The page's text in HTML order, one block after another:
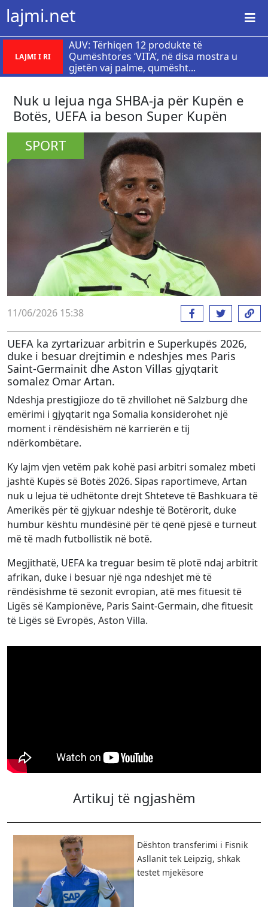
lajmi.net
LAJMI I RI
AUV: Tërhiqen 12 produkte të
Qumështores ‘VITA’, në disa mostra u
gjetën vaj palme, qumësht...
Nuk u lejua nga SHBA-ja për Kupën e
Botës, UEFA ia beson Super Kupën
SPORT
11/06/2026 15:38
UEFA ka zyrtarizuar arbitrin e Superkupës 2026,
duke i besuar drejtimin e ndeshjes mes Paris
Saint-Germainit dhe Aston Villas gjyqtarit
somalez Omar Artan.
Ndeshja prestigjioze do të zhvillohet në Salzburg dhe
emërimi i gjyqtarit nga Somalia konsiderohet një
moment i rëndësishëm në karrierën e tij
ndërkombëtare.
Ky lajm vjen vetëm pak kohë pasi arbitri somalez mbeti
jashtë Kupës së Botës 2026. Sipas raportimeve, Artan
nuk u lejua të udhëtonte drejt Shteteve të Bashkuara të
Amerikës për të gjykuar ndeshje të Botërorit, duke
humbur kështu mundësinë për të qenë pjesë e turneut
më të madh futbollistik në botë.
Megjithatë, UEFA ka treguar besim të plotë ndaj arbitrit
afrikan, duke i besuar një nga ndeshjet më të
rëndësishme të sezonit evropian, atë mes fituesit të
Ligës së Kampionëve, Paris Saint-Germain, dhe fituesit
të Ligës së Evropës, Aston Villa.
Artikuj të ngjashëm
Dështon transferimi i Fisnik
Asllanit tek Leipzig, shkak
testet mjekësore